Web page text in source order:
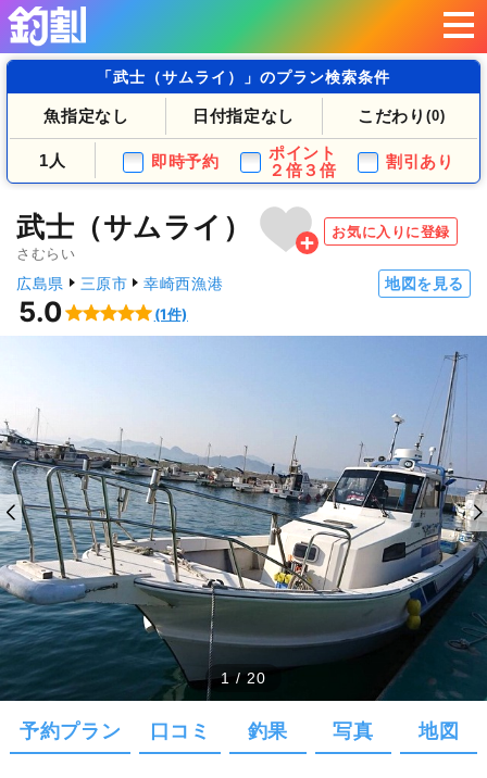
「武士（サムライ）」のプラン検索条件
魚指定なし 日付指定なし こだわり (0)
1人 即時予約
ポイント
２倍３倍
割引あり
武士（サムライ）
さむらい
お気に入りに登録
広島県 三原市 幸崎西漁港 地図を見る
5.0 (1件)
1 / 20
予約プラン 口コミ 釣果 写真 地図